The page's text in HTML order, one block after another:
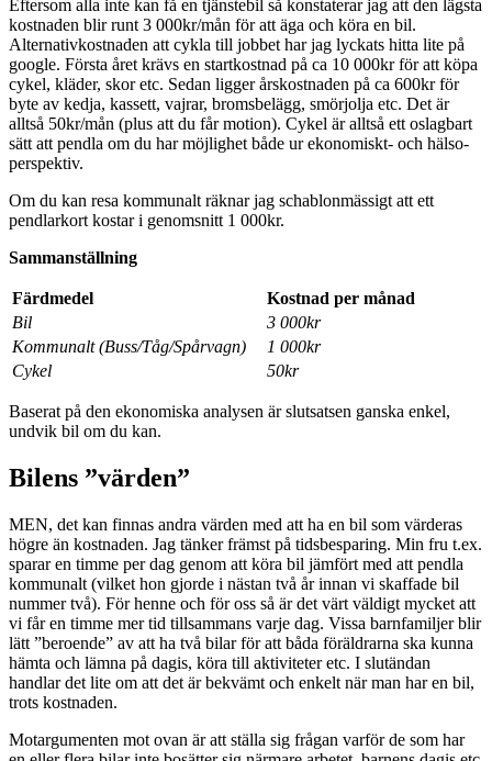
Eftersom alla inte kan få en tjänstebil så konstaterar jag att den lägsta
kostnaden blir runt 3 000kr/mån för att äga och köra en bil.
Alternativkostnaden att cykla till jobbet har jag lyckats hitta lite på
google. Första året krävs en startkostnad på ca 10 000kr för att köpa
cykel, kläder, skor etc. Sedan ligger årskostnaden på ca 600kr för
byte av kedja, kassett, vajrar, bromsbelägg, smörjolja etc. Det är
alltså 50kr/mån (plus att du får motion). Cykel är alltså ett oslagbart
sätt att pendla om du har möjlighet både ur ekonomiskt- och hälso-
perspektiv.
Om du kan resa kommunalt räknar jag schablonmässigt att ett
pendlarkort kostar i genomsnitt 1 000kr.
Sammanställning
Färdmedel
Kostnad per månad
Bil
3 000kr
Kommunalt (Buss/Tåg/Spårvagn)
1 000kr
Cykel
50kr
Baserat på den ekonomiska analysen är slutsatsen ganska enkel,
undvik bil om du kan.
Bilens ”värden”
MEN, det kan finnas andra värden med att ha en bil som värderas
högre än kostnaden. Jag tänker främst på tidsbesparing. Min fru t.ex.
sparar en timme per dag genom att köra bil jämfört med att pendla
kommunalt (vilket hon gjorde i nästan två år innan vi skaffade bil
nummer två). För henne och för oss så är det värt väldigt mycket att
vi får en timme mer tid tillsammans varje dag. Vissa barnfamiljer blir
lätt ”beroende” av att ha två bilar för att båda föräldrarna ska kunna
hämta och lämna på dagis, köra till aktiviteter etc. I slutändan
handlar det lite om att det är bekvämt och enkelt när man har en bil,
trots kostnaden.
Motargumenten mot ovan är att ställa sig frågan varför de som har